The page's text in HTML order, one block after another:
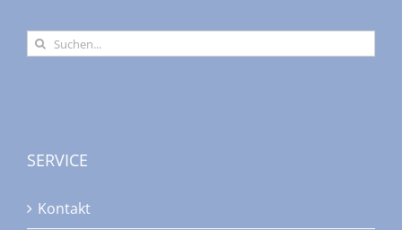
Suche
nach:
SERVICE
Kontakt